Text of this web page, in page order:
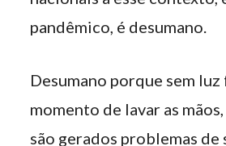
pandêmico, é desumano.
Desumano porque sem luz
momento de lavar as
são gerados problemas de